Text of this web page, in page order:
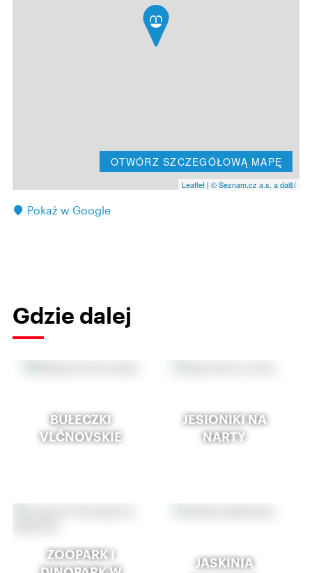
OTWÓRZ SZCZEGÓŁOWĄ MAPĘ
Leaflet | © Seznam.cz a.s. a další
Pokaż w Google
Gdzie dalej
BUŁECZKI
VLČNOVSKIE
JESIONIKI NA
NARTY
ZOOPARK I
JASKINIA